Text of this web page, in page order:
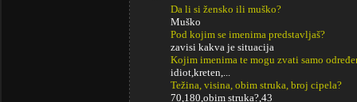
Da li si žensko ili muško?
Muško
Pod kojim se imenima predstavljaš?
zavisi kakva je situacija
Kojim imenima te mogu zvati samo
idiot,kreten,...
Težina, visina, obim struka, broj cipela?
70,180,obim struka?,43